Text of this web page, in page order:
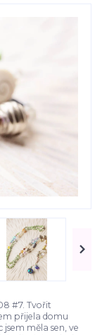
#7. Tvořit
přijela domu
měla sen, ve